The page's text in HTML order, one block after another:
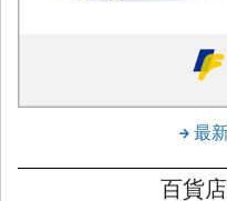
最
百貨